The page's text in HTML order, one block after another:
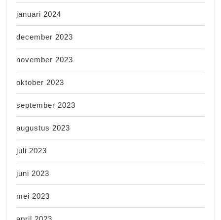
januari 2024
december 2023
november 2023
oktober 2023
september 2023
augustus 2023
juli 2023
juni 2023
mei 2023